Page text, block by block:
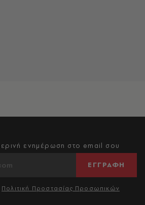
ενημέρωση στο email σου
ΕΓΓΡΑΦΗ
Πολιτική Προστασίας Προσωπικών